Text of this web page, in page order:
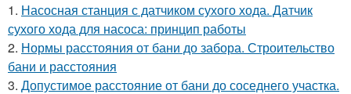
1. Насосная станция с датчиком сухого хода. Датчик
сухого хода для насоса: принцип работы
2. Нормы расстояния от бани до забора. Строительство
бани и расстояния
3. Допустимое расстояние от бани до соседнего участка.